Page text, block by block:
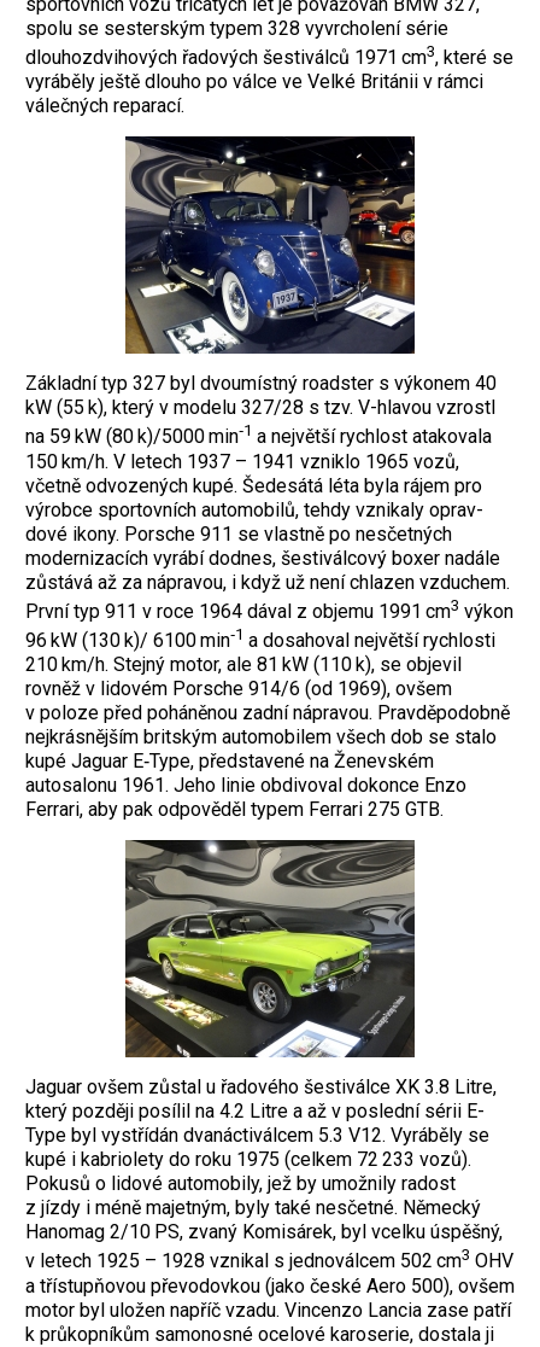
spolu se sesterským typem 328 vyvrcholení série
dlouhozdvihových řadových šestiválců 1971 cm3, které se
vyráběly ještě dlouho po válce ve Velké Británii v rámci
válečných ­reparací.
Základní typ 327 byl dvoumístný roadster s výkonem 40
kW (55 k), který v modelu 327/28 s tzv. V-hlavou vzrostl
na 59 kW (80 k)/5000 min‑1 a největší rychlost atako­vala
150 km/h. V letech 1937 – 1941 vzniklo 1965 vozů,
včetně odvozených kupé. Šedesátá léta byla rájem pro
výrobce sportovních automobilů, tehdy vznikaly oprav­
dové ikony. Porsche 911 se vlastně po nesčetných
modernizacích vyrábí dodnes, šestiválcový boxer nadále
zůstává až za nápravou, i když už není chlazen vzduchem.
První typ 911 v roce 1964 dával z objemu 1991 cm3 výkon
96 kW (130 k)/ 6100 min‑1 a dosahoval největší rychlosti
210 km/h. Stejný motor, ale 81 kW (110 k), se objevil
rovněž v lidovém Porsche 914/6 (od 1969), ovšem
v poloze před poháněnou zadní nápravou. Pravděpodobně
nejkrásnějším britským automobilem všech dob se stalo
kupé Jaguar E‑Type, představené na Ženevském
autosalonu 1961. Jeho linie obdivoval dokonce Enzo
Ferrari, aby pak odpověděl typem Ferrari 275 GTB.
Jaguar ovšem zůstal u řadového šestiválce XK 3.8 Litre,
který později posílil na 4.2 Litre a až v poslední sérii E-
Type byl vystřídán dvanáctiválcem 5.3 V12. Vyráběly se
kupé i kabriolety do roku 1975 (celkem 72 233 vozů).
Pokusů o lidové automobily, jež by umožnily radost
z jízdy i méně majetným, byly také nesčetné. Německý
Hanomag 2/10 PS, zvaný Komisárek, byl vcelku úspěšný,
v letech 1925 – 1928 vznikal s jednoválcem 502 cm3 OHV
a třístupňovou převo­dovkou (jako české Aero 500), ovšem
motor byl uložen napříč vzadu. Vincenzo Lancia zase patří
k průkopníkům samonosné ocelové karoserie, dostala ji